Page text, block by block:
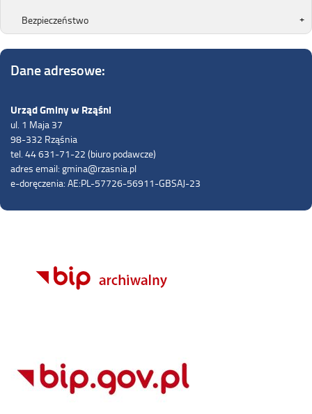
Bezpieczeństwo
Dane adresowe:
Urząd Gminy w Rząśni
ul. 1 Maja 37
98-332 Rząśnia
tel. 44 631-71-22 (biuro podawcze)
adres email: gmina@rzasnia.pl
e-doręczenia: AE:PL-57726-56911-GBSAJ-23